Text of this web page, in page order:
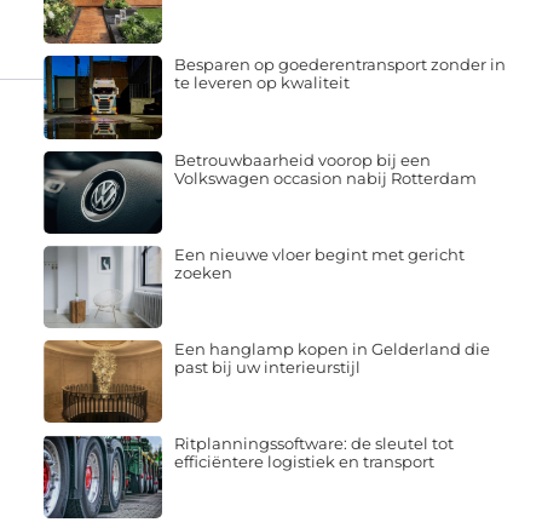
Besparen op goederentransport zonder in
te leveren op kwaliteit
Betrouwbaarheid voorop bij een
Volkswagen occasion nabij Rotterdam
Een nieuwe vloer begint met gericht
zoeken
Een hanglamp kopen in Gelderland die
past bij uw interieurstijl
Ritplanningssoftware: de sleutel tot
efficiëntere logistiek en transport